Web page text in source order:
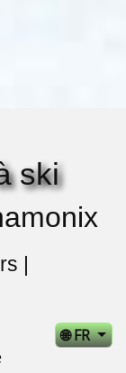
ski
|
🌐 FR